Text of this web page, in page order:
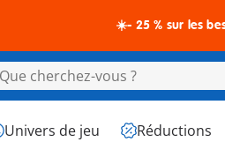
☀️- 25 % sur les
Univers de jeu Réductions